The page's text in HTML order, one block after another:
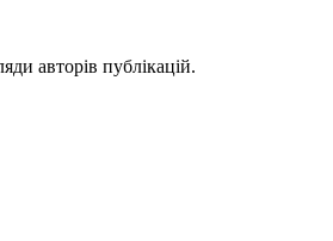
авторів публікацій.